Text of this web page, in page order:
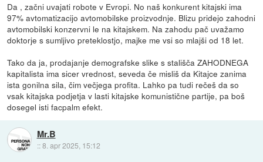
Da , začni uvajati robote v Evropi. No naš konkurent kitajski ima
97% avtomatizacijo avtomobilske proizvodnje. Blizu pridejo zahodni
avtomobilski konzervni le na kitajskem. Na zahodu pač uvažamo
doktorje s sumljivo preteklostjo, majke me vsi so mlajši od 18 let.
Tako da ja, prodajanje demografske slike s stališča ZAHODNEGA
kapitalista ima sicer vrednost, seveda če misliš da Kitajce zanima
ista gonilna sila, čim večjega profita. Lahko pa tudi rečeš da so
vsak kitajska podjetja v lasti kitajske komunistične partije, pa boš
dosegel isti facpalm efekt.
Mr.B
::8. apr 2025, 15:12